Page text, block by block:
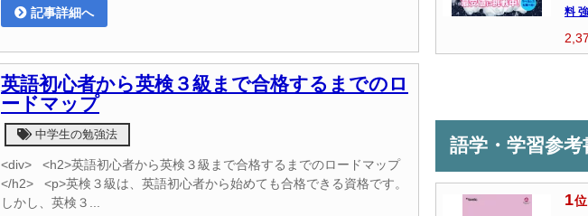
記事詳細へ
英語初心者から英検３級まで合格するまでのロ
ードマップ
中学生の勉強法
<div> <h2>英語初心者から英検３級まで合格するまでのロードマップ
</h2> <p>英検３級は、英語初心者から始めても合格できる資格です。
しかし、英検３...
料
語学・学習参
1位